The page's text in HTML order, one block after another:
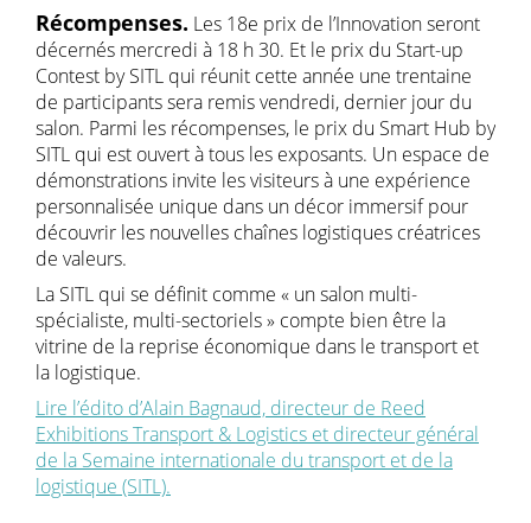
Récompenses. Les 18e prix de l’Innovation seront
décernés mercredi à 18 h 30. Et le prix du Start-up
Contest by SITL qui réunit cette année une trentaine
de participants sera remis vendredi, dernier jour du
salon. Parmi les récompenses, le prix du Smart Hub by
SITL qui est ouvert à tous les exposants. Un espace de
démonstrations invite les visiteurs à une expérience
personnalisée unique dans un décor immersif pour
découvrir les nouvelles chaînes logistiques créatrices
de valeurs.
La SITL qui se définit comme « un salon multi-
spécialiste, multi-sectoriels » compte bien être la
vitrine de la reprise économique dans le transport et
la logistique.
Lire l’édito d’Alain Bagnaud, directeur de Reed
Exhibitions Transport & Logistics et directeur général
de la Semaine internationale du transport et de la
logistique (SITL).